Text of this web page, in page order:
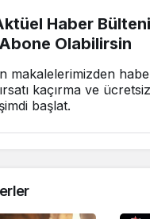
Haber
Olabilirsin
makalelerimizden
kaçırma ve
başlat.